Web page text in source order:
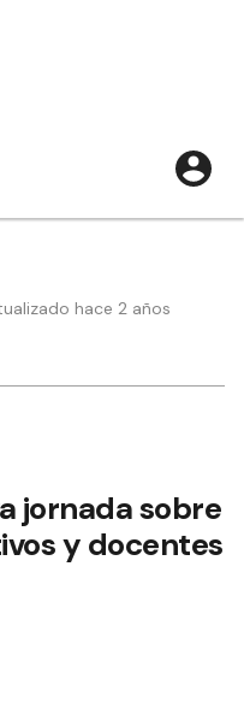
hace 2 años
jornada sobre
y docentes